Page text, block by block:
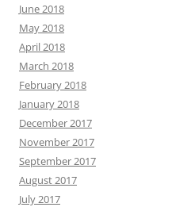
June 2018
May 2018
April 2018
March 2018
February 2018
January 2018
December 2017
November 2017
September 2017
August 2017
July 2017